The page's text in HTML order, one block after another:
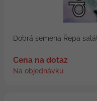
Dobrá semena Řepa
Cena na dotaz
Na objednávku